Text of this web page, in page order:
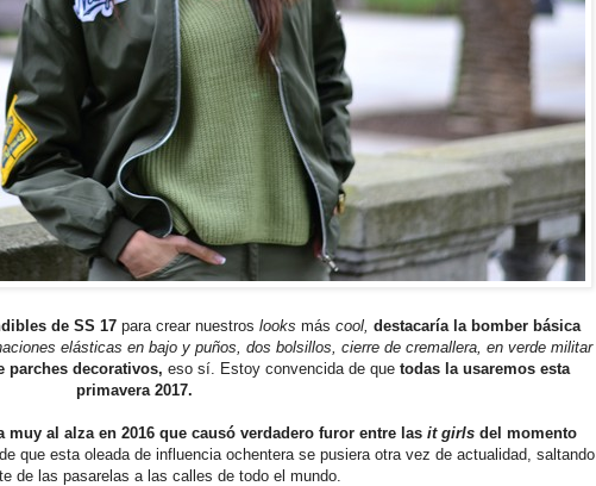
de SS 17para crear nuestros looks más cool, destacaría la bomber básica
elásticas en bajo y puños, dos bolsillos, cierre de cremallera, en verde militar
parches decorativos, eso sí. Estoy convencida de que todas la usaremos esta
primavera 2017.
al alza en 2016 que causó verdadero furor entre las it girls del momento
que esta oleada de influencia ochentera se pusiera otra vez de actualidad, saltando
de las pasarelas a las calles de todo el mundo.